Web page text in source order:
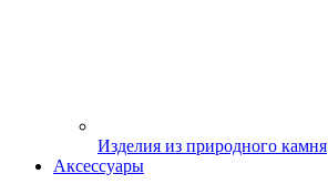
Изделия из природного камня
Аксессуары